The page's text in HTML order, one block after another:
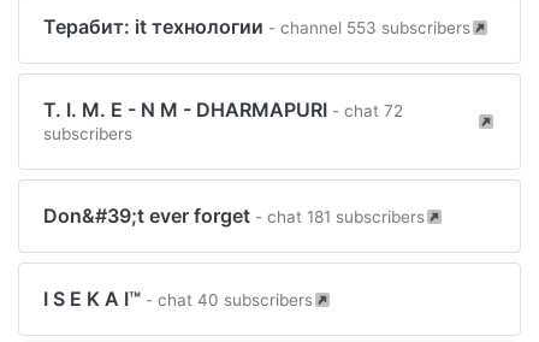
Терабит: it технологии - channel 553 subscribers
T. I. M. E - N M - DHARMAPURI - chat 72
subscribers
Don&#39;t ever forget - chat 181 subscribers
I S E K A I™ - chat 40 subscribers